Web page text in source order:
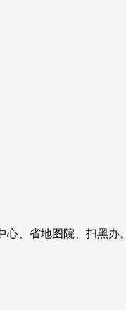
、省地图院、扫黑办。